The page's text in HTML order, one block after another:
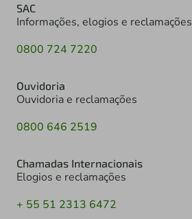
SAC
Informações, elogios e reclamações
0800 724 7220
Ouvidoria
Ouvidoria e reclamações
0800 646 2519
Chamadas Internacionais
Elogios e reclamações
+ 55 51 2313 6472